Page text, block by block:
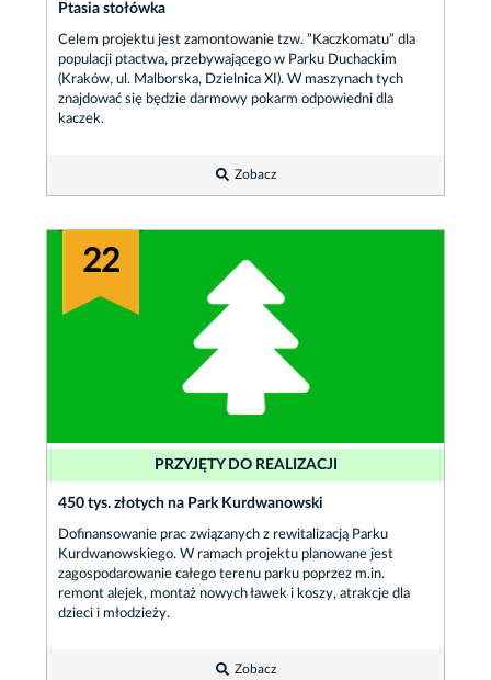
Ptasia stołówka
Celem projektu jest zamontowanie tzw. ”Kaczkomatu” dla
populacji ptactwa, przebywającego w Parku Duchackim
(Kraków, ul. Malborska, Dzielnica XI). W maszynach tych
znajdować się będzie darmowy pokarm odpowiedni dla
kaczek.
Zobacz
22
PRZYJĘTY DO REALIZACJI
450 tys. złotych na Park Kurdwanowski
Dofinansowanie prac związanych z rewitalizacją Parku
Kurdwanowskiego. W ramach projektu planowane jest
zagospodarowanie całego terenu parku poprzez m.in.
remont alejek, montaż nowych ławek i koszy, atrakcje dla
dzieci i młodzieży.
Zobacz